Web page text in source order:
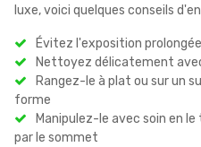
luxe, voici quelques conseils
Évitez l'exposition
Nettoyez délicatement
Rangez-le à plat ou sur un
forme
Manipulez-le avec soin en
par le sommet